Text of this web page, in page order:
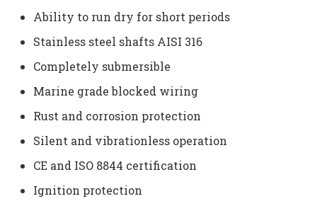
Ability to run dry for short periods
Stainless steel shafts AISI 316
Completely submersible
Marine grade blocked wiring
Rust and corrosion protection
Silent and vibrationless operation
CE and ISO 8844 certification
Ignition protection